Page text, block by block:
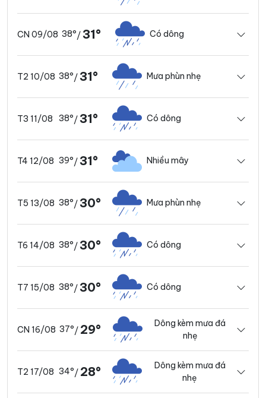
CN 09/08 38°/31° Có dông
T2 10/08 38°/31° Mưa phùn nhẹ
T3 11/08 38°/31° Có dông
T4 12/08 39°/31° Nhiều mây
T5 13/08 38°/30° Mưa phùn nhẹ
T6 14/08 38°/30° Có dông
T7 15/08 38°/30° Có dông
CN 16/08 37°/ 29°
Dông kèm mưa đá
nhẹ
T2 17/08 34°/ 28°
Dông kèm mưa đá
nhẹ